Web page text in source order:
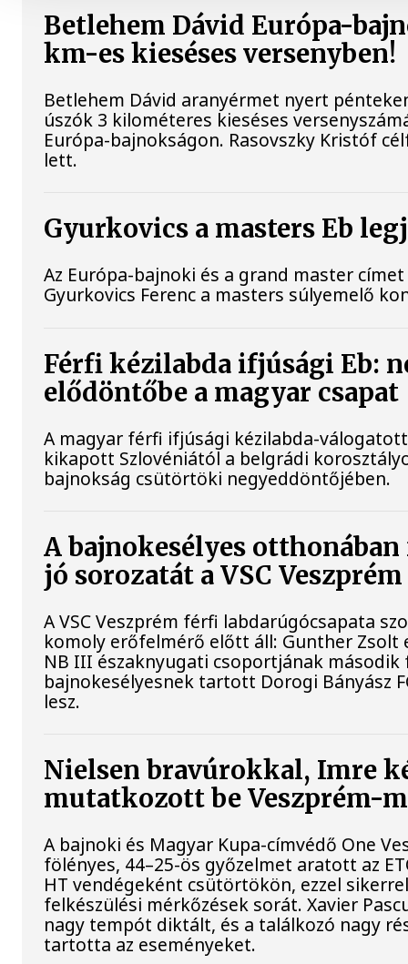
Betlehem Dávid Európa-
km-es kieséses versenyben!
Betlehem Dávid aranyérmet nyert
úszók 3 kilométeres kieséses
Európa-bajnokságon. Rasovszky Kristóf
lett.
Gyurkovics a masters Eb
Az Európa-bajnoki és a grand master
Gyurkovics Ferenc a masters súlyemelő
Férfi kézilabda ifjúsági Eb:
elődöntőbe a magyar csapat
A magyar férfi ifjúsági kézilabda-
kikapott Szlovéniától a belgrádi
bajnokság csütörtöki negyeddöntőjében.
A bajnokesélyes
jó sorozatát a VSC Veszprém
A VSC Veszprém férfi labdarúgócsapata
komoly erőfelmérő előtt áll: Gunther Zsolt
NB III északnyugati csoportjának
bajnokesélyesnek tartott Dorogi Bányász
lesz.
Nielsen bravúrokkal, Imre
mutatkozott be Veszprém-
A bajnoki és Magyar Kupa-címvédő One
fölényes, 44–25-ös győzelmet aratott az
HT vendégeként csütörtökön, ezzel
felkészülési mérkőzések sorát. Xavier
nagy tempót diktált, és a találkozó nagy
tartotta az eseményeket.